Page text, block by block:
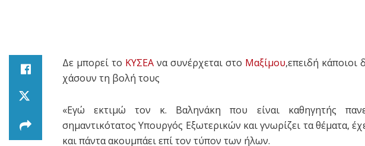
Δε μπορεί το ΚΥΣΕΑ να συνέρχεται στο Μαξίμου,επειδή
χάσουν τη βολή τους
«Εγώ εκτιμώ τον κ. Βαληνάκη που είναι καθηγητής
σημαντικότατος Υπουργός Εξωτερικών και γνωρίζει τα θέματα,
και πάντα ακουμπάει επί τον τύπον των ήλων.